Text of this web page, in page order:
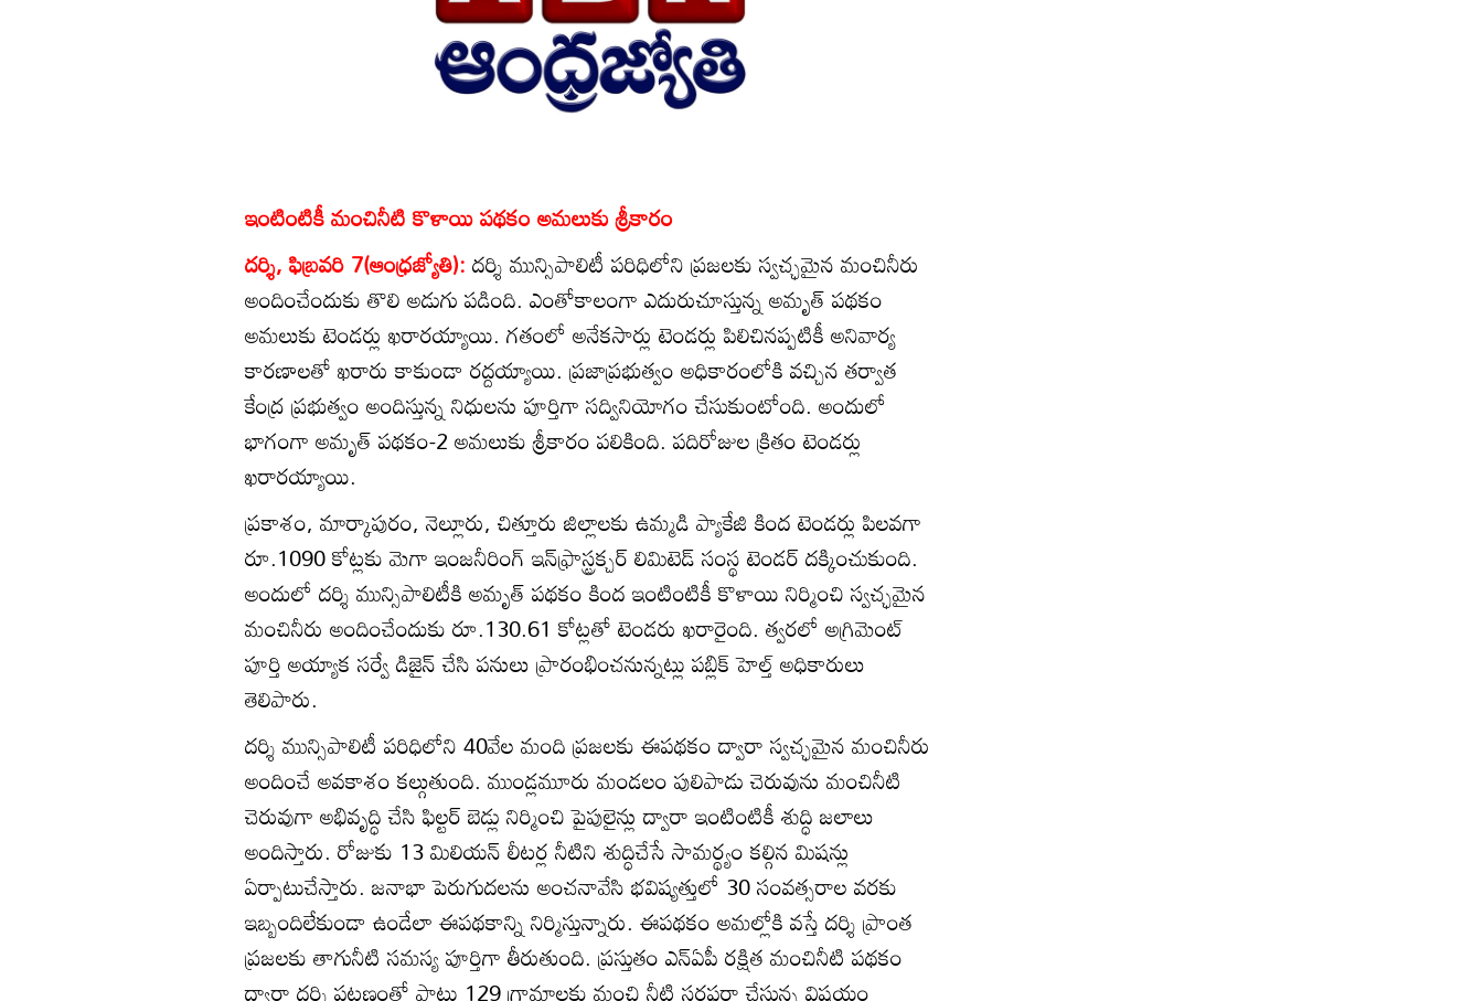
ఇంటింటికీ మంచినీటి కొళాయి పథకం అమలుకు శ్రీకారం
దర్శి, ఫిబ్రవరి 7(ఆంధ్రజ్యోతి):దర్శి మున్సిపాలిటీ పరిధిలోని ప్రజలకు స్వచ్ఛమైన మంచినీరు
అందించేందుకు తొలి అడుగు పడింది. ఎంతోకాలంగా ఎదురుచూస్తున్న అమృత్‌ పథకం
అమలుకు టెండర్లు ఖరారయ్యాయి. గతంలో అనేకసార్లు టెండర్లు పిలిచినప్పటికీ అనివార్య
కారణాలతో ఖరారు కాకుండా రద్దయ్యాయి. ప్రజాప్రభుత్వం అధికారంలోకి వచ్చిన తర్వాత
కేంద్ర ప్రభుత్వం అందిస్తున్న నిధులను పూర్తిగా సద్వినియోగం చేసుకుంటోంది. అందులో
భాగంగా అమృత్‌ పథకం-2 అమలుకు శ్రీకారం పలికింది. పదిరోజుల క్రితం టెండర్లు
ఖరారయ్యాయి.
ప్రకాశం, మార్కాపురం, నెల్లూరు, చిత్తూరు జిల్లాలకు ఉమ్మడి ప్యాకేజి కింద టెండర్లు పిలవగా
రూ.1090 కోట్లకు మెగా ఇంజనీరింగ్‌ ఇన్‌ఫ్రాస్ట్రక్చర్‌ లిమిటెడ్‌ సంస్థ టెండర్‌ దక్కించుకుంది.
అందులో దర్శి మున్సిపాలిటీకి అమృత్‌ పథకం కింద ఇంటింటికీ కొళాయి నిర్మించి స్వచ్ఛమైన
మంచినీరు అందించేందుకు రూ.130.61 కోట్లతో టెండరు ఖరారైంది. త్వరలో అగ్రిమెంట్‌
పూర్తి అయ్యాక సర్వే డిజైన్‌ చేసి పనులు ప్రారంభించనున్నట్లు పబ్లిక్‌ హెల్త్‌ అధికారులు
తెలిపారు.
దర్శి మున్సిపాలిటీ పరిధిలోని 40వేల మంది ప్రజలకు ఈపథకం ద్వారా స్వచ్ఛమైన మంచినీరు
అందించే అవకాశం కల్గుతుంది. ముండ్లమూరు మండలం పులిపాడు చెరువును మంచినీటి
చెరువుగా అభివృద్ధి చేసి ఫిల్టర్‌ బెడ్లు నిర్మించి పైపులైన్లు ద్వారా ఇంటింటికీ శుద్ధి జలాలు
అందిస్తారు. రోజుకు 13 మిలియన్‌ లీటర్ల నీటిని శుద్ధిచేసే సామర్థ్యం కల్గిన మిషన్లు
ఏర్పాటుచేస్తారు. జనాభా పెరుగుదలను అంచనావేసి భవిష్యత్తులో 30 సంవత్సరాల వరకు
ఇబ్బందిలేకుండా ఉండేలా ఈపథకాన్ని నిర్మిస్తున్నారు. ఈపథకం అమల్లోకి వస్తే దర్శి ప్రాంత
ప్రజలకు తాగునీటి సమస్య పూర్తిగా తీరుతుంది. ప్రస్తుతం ఎన్‌ఏపీ రక్షిత మంచినీటి పథకం
ద్వారా దర్శి పట్టణంతో పాటు 129 గ్రామాలకు మంచి నీటి సరఫరా చేస్తున్న విషయం